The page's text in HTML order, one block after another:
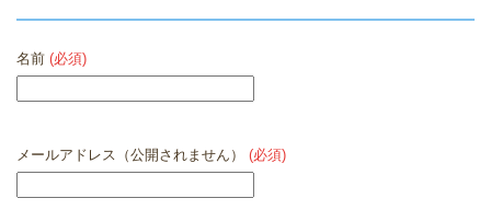
名前 (必須)
メールアドレス（公開されません） (必須)